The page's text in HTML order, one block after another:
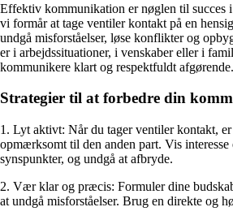
Effektiv kommunikation er nøglen til succes
vi formår at tage ventiler kontakt på en
undgå misforståelser, løse konflikter og
er i arbejdssituationer, i venskaber eller i
kommunikere klart og respektfuldt afgørende.
Strategier til at forbedre din
1. Lyt aktivt: Når du tager ventiler kontakt,
opmærksomt til den anden part. Vis interesse
synspunkter, og undgå at afbryde.
2. Vær klar og præcis: Formuler dine
at undgå misforståelser. Brug en direkte og